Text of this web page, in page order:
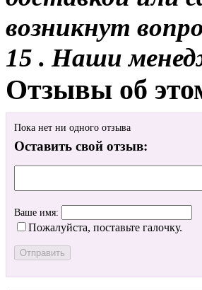
возникнут
15 . Наши
Отзывы об
Пока нет ни одного отзыва
Оставить свой отзыв:
Ваше имя:
Пожалуйста, поставьте галочку.